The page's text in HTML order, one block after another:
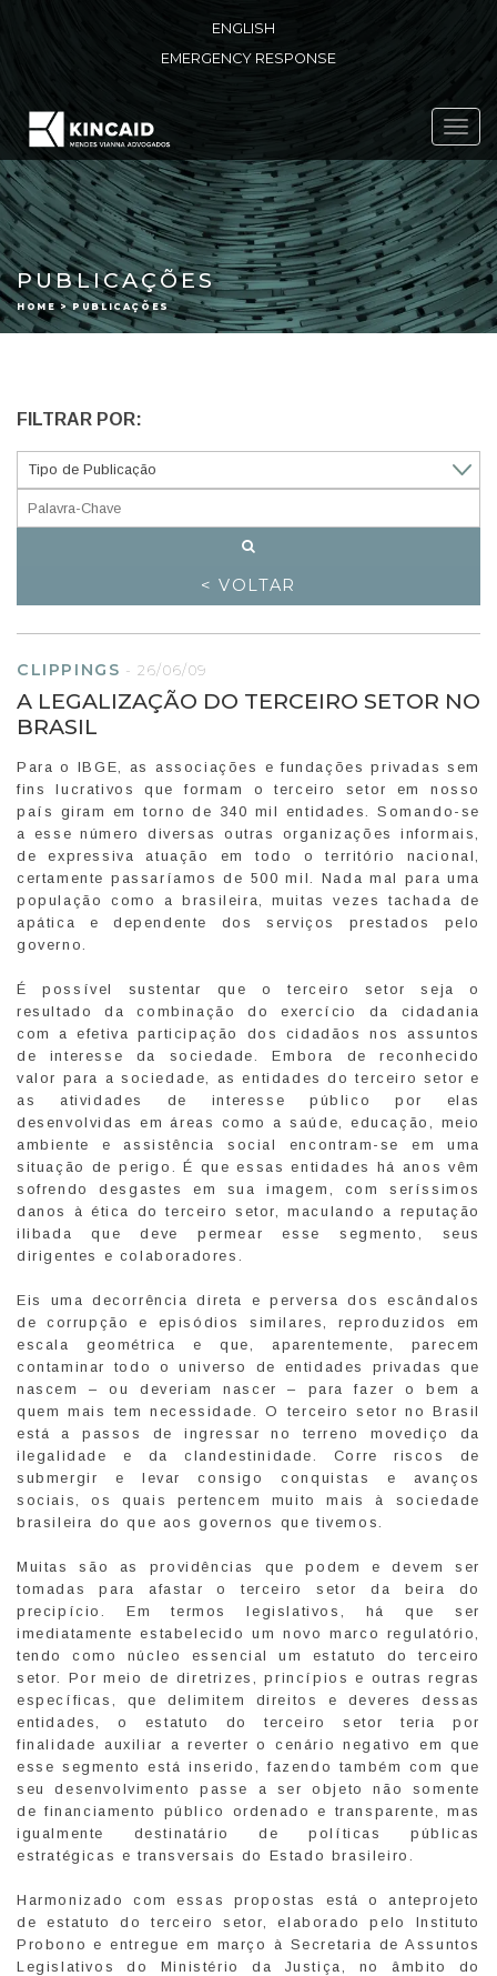
ENGLISH
EMERGENCY RESPONSE
PUBLICAÇÕES
HOME > PUBLICAÇÕES
FILTRAR POR:
< VOLTAR
CLIPPINGS - 26/06/09
A LEGALIZAÇÃO DO TERCEIRO SETOR NO
BRASIL
Para o IBGE, as associações e fundações privadas sem
fins lucrativos que formam o terceiro setor em nosso
país giram em torno de 340 mil entidades. Somando-se
a esse número diversas outras organizações informais,
de expressiva atuação em todo o território nacional,
certamente passaríamos de 500 mil. Nada mal para uma
população como a brasileira, muitas vezes tachada de
apática e dependente dos serviços prestados pelo
governo.
É possível sustentar que o terceiro setor seja o
resultado da combinação do exercício da cidadania
com a efetiva participação dos cidadãos nos assuntos
de interesse da sociedade. Embora de reconhecido
valor para a sociedade, as entidades do terceiro setor e
as atividades de interesse público por elas
desenvolvidas em áreas como a saúde, educação, meio
ambiente e assistência social encontram-se em uma
situação de perigo. É que essas entidades há anos vêm
sofrendo desgastes em sua imagem, com seríssimos
danos à ética do terceiro setor, maculando a reputação
ilibada que deve permear esse segmento, seus
dirigentes e colaboradores.
Eis uma decorrência direta e perversa dos escândalos
de corrupção e episódios similares, reproduzidos em
escala geométrica e que, aparentemente, parecem
contaminar todo o universo de entidades privadas que
nascem – ou deveriam nascer – para fazer o bem a
quem mais tem necessidade. O terceiro setor no Brasil
está a passos de ingressar no terreno movediço da
ilegalidade e da clandestinidade. Corre riscos de
submergir e levar consigo conquistas e avanços
sociais, os quais pertencem muito mais à sociedade
brasileira do que aos governos que tivemos.
Muitas são as providências que podem e devem ser
tomadas para afastar o terceiro setor da beira do
precipício. Em termos legislativos, há que ser
imediatamente estabelecido um novo marco regulatório,
tendo como núcleo essencial um estatuto do terceiro
setor. Por meio de diretrizes, princípios e outras regras
específicas, que delimitem direitos e deveres dessas
entidades, o estatuto do terceiro setor teria por
finalidade auxiliar a reverter o cenário negativo em que
esse segmento está inserido, fazendo também com que
seu desenvolvimento passe a ser objeto não somente
de financiamento público ordenado e transparente, mas
igualmente destinatário de políticas públicas
estratégicas e transversais do Estado brasileiro.
Harmonizado com essas propostas está o anteprojeto
de estatuto do terceiro setor, elaborado pelo Instituto
Probono e entregue em março à Secretaria de Assuntos
Legislativos do Ministério da Justiça, no âmbito do